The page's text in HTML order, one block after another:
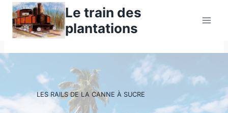
Aller
contenu
Le train des
plantations
LES RAILS DE LA CANNE À SUCRE